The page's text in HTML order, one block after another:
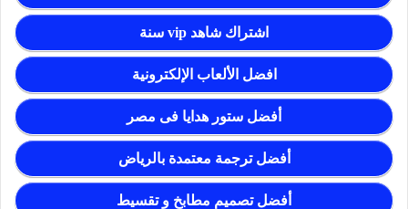
اشتراك شاهد vip سنة
افضل الألعاب الإلكترونية
أفضل ستور هدايا فى مصر
أفضل ترجمة معتمدة بالرياض
أفضل تصميم مطابخ و تقسيط